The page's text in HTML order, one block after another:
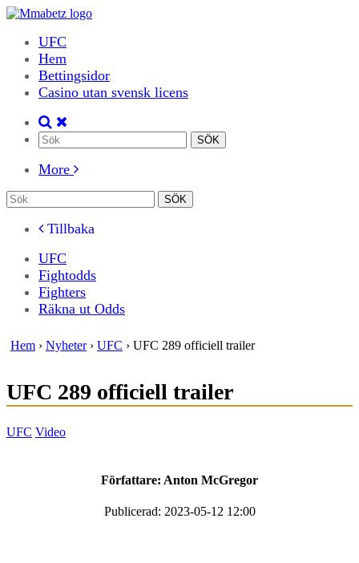
UFC
Hem
Bettingsidor
Casino utan svensk licens
More
Tillbaka
UFC
Fightodds
Fighters
Räkna ut Odds
Hem › Nyheter› UFC › UFC 289 officiell trailer
UFC 289 officiell trailer
UFC Video
Författare: Anton McGregor
Publicerad: 2023-05-12 12:00